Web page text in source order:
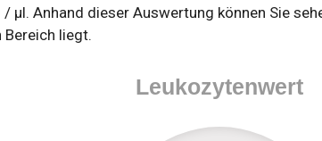
µl. Anhand dieser Auswertung können Sie
Bereich liegt.
Leukozytenwert